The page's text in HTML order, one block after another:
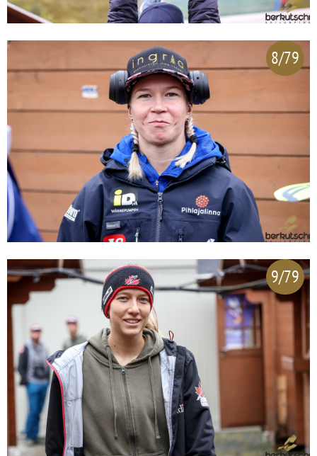
8/79
9/79